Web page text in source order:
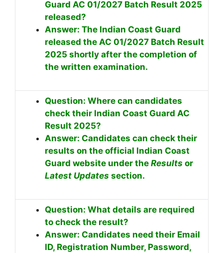
Guard AC 01/2027 Batch Result 2025
released?
Answer: The Indian Coast Guard
released the AC 01/2027 Batch Result
2025 shortly after the completion of
the written examination.
Question: Where can candidates
check their Indian Coast Guard AC
Result 2025?
Answer: Candidates can check their
results on the official Indian Coast
Guard website under the Results or
Latest Updates section.
Question: What details are required
to check the result?
Answer: Candidates need their Email
ID, Registration Number, Password,